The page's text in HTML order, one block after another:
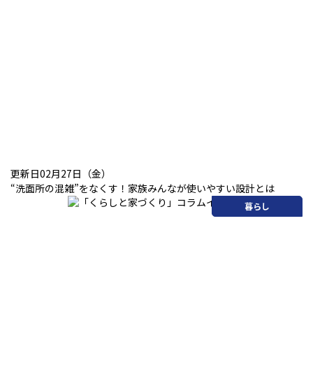
更新日02月27日（金）
“洗面所の混雑”をなくす！家族みんなが使いやすい設計とは
暮らし